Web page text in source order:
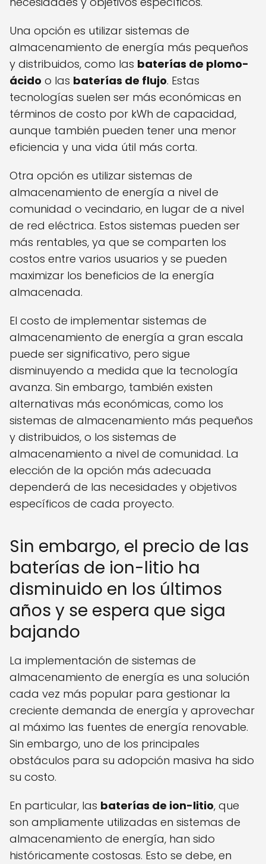
Una opción es utilizar sistemas de
almacenamiento de energía más pequeños
y distribuidos, como las baterías de plomo-
ácido o las baterías de flujo. Estas
tecnologías suelen ser más económicas en
términos de costo por kWh de capacidad,
aunque también pueden tener una menor
eficiencia y una vida útil más corta.
Otra opción es utilizar sistemas de
almacenamiento de energía a nivel de
comunidad o vecindario, en lugar de a nivel
de red eléctrica. Estos sistemas pueden ser
más rentables, ya que se comparten los
costos entre varios usuarios y se pueden
maximizar los beneficios de la energía
almacenada.
El costo de implementar sistemas de
almacenamiento de energía a gran escala
puede ser significativo, pero sigue
disminuyendo a medida que la tecnología
avanza. Sin embargo, también existen
alternativas más económicas, como los
sistemas de almacenamiento más pequeños
y distribuidos, o los sistemas de
almacenamiento a nivel de comunidad. La
elección de la opción más adecuada
dependerá de las necesidades y objetivos
específicos de cada proyecto.
Sin embargo, el precio de las
baterías de ion-litio ha
disminuido en los últimos
años y se espera que siga
bajando
La implementación de sistemas de
almacenamiento de energía es una solución
cada vez más popular para gestionar la
creciente demanda de energía y aprovechar
al máximo las fuentes de energía renovable.
Sin embargo, uno de los principales
obstáculos para su adopción masiva ha sido
su costo.
En particular, las baterías de ion-litio, que
son ampliamente utilizadas en sistemas de
almacenamiento de energía, han sido
históricamente costosas. Esto se debe, en